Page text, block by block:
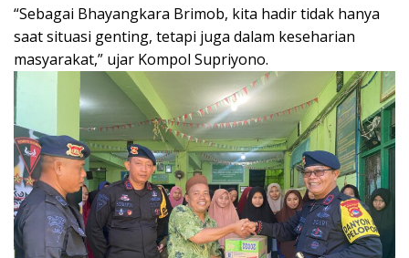
“Sebagai Bhayangkara Brimob, kita hadir tidak hanya
saat situasi genting, tetapi juga dalam keseharian
masyarakat,” ujar Kompol Supriyono.